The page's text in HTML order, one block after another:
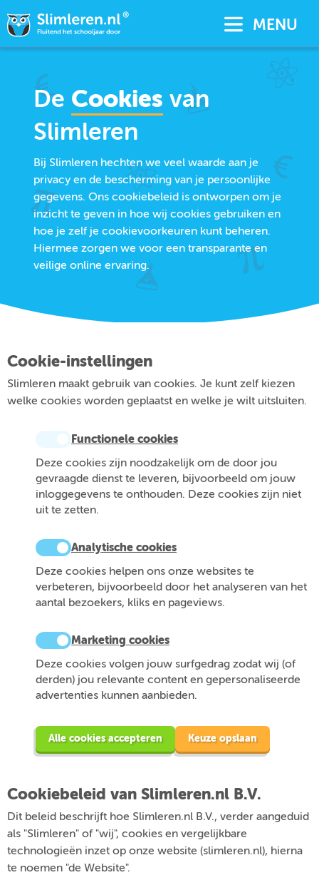
MENU
De Cookies van
Slimleren
Bij Slimleren hechten we veel waarde aan je
privacy en de bescherming van je persoonlijke
gegevens. Ons cookiebeleid is ontworpen om je
inzicht te geven in hoe wij cookies gebruiken en
hoe je zelf je cookievoorkeuren kunt beheren.
Hiermee zorgen we voor een transparante en
veilige online ervaring.
Cookie-instellingen
Slimleren maakt gebruik van cookies. Je kunt zelf kiezen
welke cookies worden geplaatst en welke je wilt uitsluiten.
Functionele cookies
Deze cookies zijn noodzakelijk om de door jou
gevraagde dienst te leveren, bijvoorbeeld om jouw
inloggegevens te onthouden. Deze cookies zijn niet
uit te zetten.
Analytische cookies
Deze cookies helpen ons onze websites te
verbeteren, bijvoorbeeld door het analyseren van het
aantal bezoekers, kliks en pageviews.
Marketing cookies
Deze cookies volgen jouw surfgedrag zodat wij (of
derden) jou relevante content en gepersonaliseerde
advertenties kunnen aanbieden.
Alle cookies accepteren Keuze opslaan
Cookiebeleid van Slimleren.nl B.V.
Dit beleid beschrijft hoe Slimleren.nl B.V., verder aangeduid
als "Slimleren" of "wij", cookies en vergelijkbare
technologieën inzet op onze website (slimleren.nl), hierna
te noemen "de Website".